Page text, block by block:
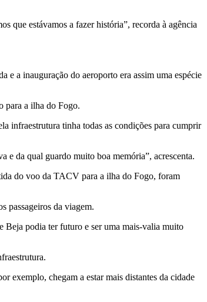
que estávamos a fazer história”, recorda à agência
e a inauguração do aeroporto era assim uma espécie
para a ilha do Fogo.
infraestrutura tinha todas as condições para cumprir
e da qual guardo muito boa memória”, acrescenta.
do voo da TACV para a ilha do Fogo, foram
passageiros da viagem.
Beja podia ter futuro e ser uma mais-valia muito
exemplo, chegam a estar mais distantes da cidade